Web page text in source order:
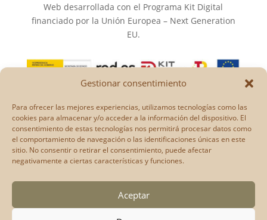
Gestionar consentimiento
Para ofrecer las mejores experiencias, utilizamos tecnologías como las
cookies para almacenar y/o acceder a la información del dispositivo. El
consentimiento de estas tecnologías nos permitirá procesar datos como
el comportamiento de navegación o las identificaciones únicas en este
sitio. No consentir o retirar el consentimiento, puede afectar
negativamente a ciertas características y funciones.
Aceptar
Web desarrollada con el Programa Kit Digital
financiado por la Unión Europea – Next Generation
EU.
web son únicamente los del autor o autores y no
reflejan necesariamente los de la Unión Europea o la
Comisión Europea.
Ni la Unión Europea ni la Comisión Europea pueden